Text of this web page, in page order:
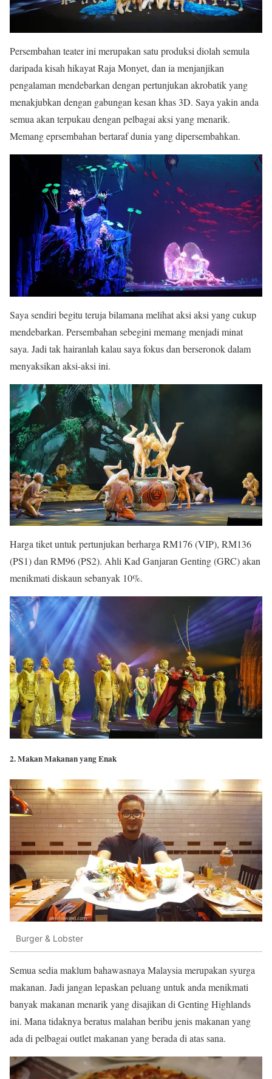
Persembahan teater ini merupakan satu produksi diolah semula
daripada kisah hikayat Raja Monyet, dan ia menjanjikan
pengalaman mendebarkan dengan pertunjukan akrobatik yang
menakjubkan dengan gabungan kesan khas 3D. Saya yakin anda
semua akan terpukau dengan pelbagai aksi yang menarik.
Memang eprsembahan bertaraf dunia yang dipersembahkan.
Saya sendiri begitu teruja bilamana melihat aksi aksi yang cukup
mendebarkan. Persembahan sebegini memang menjadi minat
saya. Jadi tak hairanlah kalau saya fokus dan berseronok dalam
menyaksikan aksi-aksi ini.
Harga tiket untuk pertunjukan berharga RM176 (VIP), RM136
(PS1) dan RM96 (PS2). Ahli Kad Ganjaran Genting (GRC) akan
menikmati diskaun sebanyak 10%.
2. Makan Makanan yang Enak
Burger & Lobster
Semua sedia maklum bahawasnaya Malaysia merupakan syurga
makanan. Jadi jangan lepaskan peluang untuk anda menikmati
banyak makanan menarik yang disajikan di Genting Highlands
ini. Mana tidaknya beratus malahan beribu jenis makanan yang
ada di pelbagai outlet makanan yang berada di atas sana.